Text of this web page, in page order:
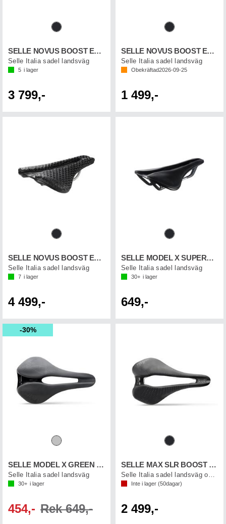
SELLE NOVUS BOOST EVO KIT CARBO
Selle Italia sadel landsväg
5 i lager
3 799,-
SELLE NOVUS BOOST EVO ENDUR TM
Selle Italia sadel landsväg
Obekräftad2026-09-25
1 499,-
SELLE NOVUS BOOST EVO 3D TI316
Selle Italia sadel landsväg
7 i lager
4 499,-
SELLE MODEL X SUPERFLOW
Selle Italia sadel landsväg
30+ i lager
649,-
30%
SELLE MODEL X GREEN SUPERFLOW
Selle Italia sadel landsväg
30+ i lager
454,- Rek 649,-
SELLE MAX SLR BOOST TI316 GEL
Inte i lager (50dagar)
2 499,-